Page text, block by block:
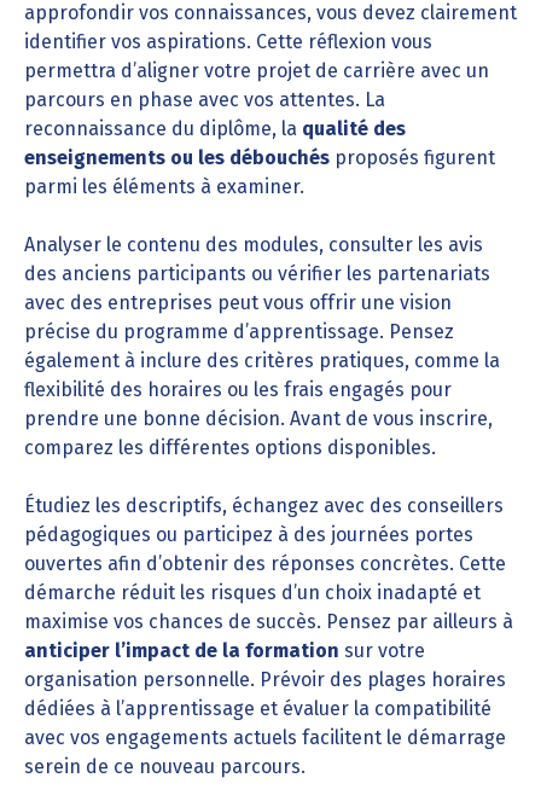
approfondir vos connaissances, vous devez clairement
identifier vos aspirations. Cette réflexion vous
permettra d’aligner votre projet de carrière avec un
parcours en phase avec vos attentes. La
reconnaissance du diplôme, la qualité des
enseignements ou les débouchés proposés figurent
parmi les éléments à examiner.
Analyser le contenu des modules, consulter les avis
des anciens participants ou vérifier les partenariats
avec des entreprises peut vous offrir une vision
précise du programme d’apprentissage. Pensez
également à inclure des critères pratiques, comme la
flexibilité des horaires ou les frais engagés pour
prendre une bonne décision. Avant de vous inscrire,
comparez les différentes options disponibles.
Étudiez les descriptifs, échangez avec des conseillers
pédagogiques ou participez à des journées portes
ouvertes afin d’obtenir des réponses concrètes. Cette
démarche réduit les risques d’un choix inadapté et
maximise vos chances de succès. Pensez par ailleurs à
anticiper l’impact de la formation sur votre
organisation personnelle. Prévoir des plages horaires
dédiées à l’apprentissage et évaluer la compatibilité
avec vos engagements actuels facilitent le démarrage
serein de ce nouveau parcours.